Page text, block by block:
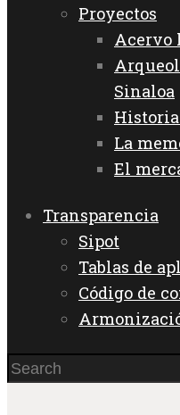
Proyectos
Acervo
Sinaloa
La
El
Transparencia
Sipot
Tablas de
Código de